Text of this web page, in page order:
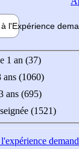
l'Expérience
1 an (37)
ans (1060)
ans (695)
(1521)